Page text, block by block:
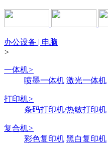
办公设备 | 电脑
>
一体机>
喷墨一体机 激光一体机
打印机>
条码打印机/热敏打印机
复合机>
彩色复印机 黑白复印机